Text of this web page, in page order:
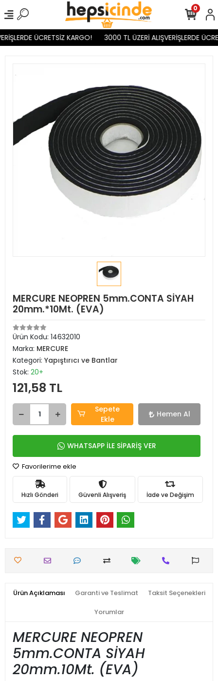
ÜCRETSİZ KARGO! 3000 TL ÜZERİ ALIŞVERİŞLERDE
0
MERCURE NEOPREN 5mm.CONTA SİYAH
20mm.*10Mt. (EVA)
Ürün Kodu: 14632010
Marka: MERCURE
Kategori: Yapıştırıcı ve Bantlar
Stok: 20+
121,58 TL
Sepete
Ekle
Hemen Al
WHATSAPP İLE SİPARİŞ VER
Favorilerime ekle
Hızlı Gönderi Güvenli Alışveriş İade ve Değişim
Ürün Açıklaması Garanti ve Teslimat Taksit Seçenekleri
Yorumlar
MERCURE NEOPREN
5mm.CONTA SİYAH
20mm.10Mt. (EVA)